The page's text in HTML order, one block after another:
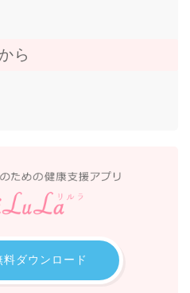
ら
料ダウンロード